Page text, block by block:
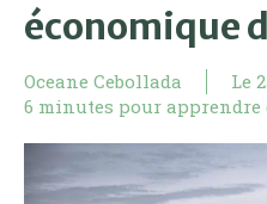
économique
Oceane Cebollada Le
6 minutes pour apprendre